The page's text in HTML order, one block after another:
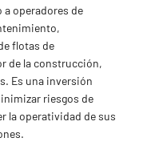
operadores de
flotas de
de la construcción,
Es una inversión
riesgos de
la operatividad de sus